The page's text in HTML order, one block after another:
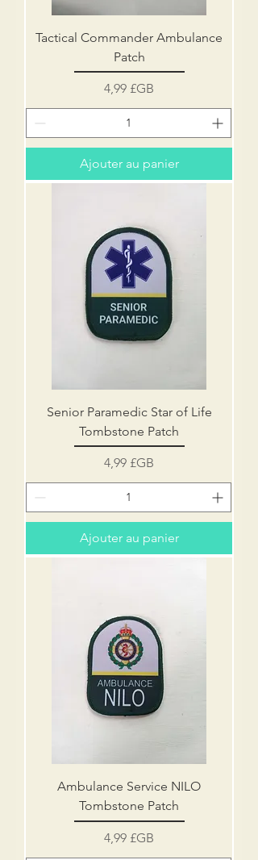
Tactical Commander Ambulance
Patch
Prix
4,99 £GB
Ajouter au panier
Senior Paramedic Star of Life
Tombstone Patch
Prix
4,99 £GB
Ajouter au panier
Ambulance Service NILO
Tombstone Patch
Prix
4,99 £GB